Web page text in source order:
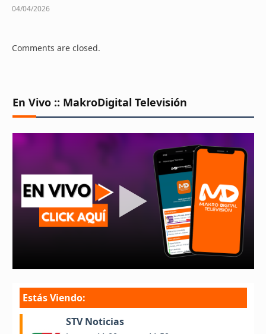
04/04/2026
Comments are closed.
En Vivo :: MakroDigital Televisión